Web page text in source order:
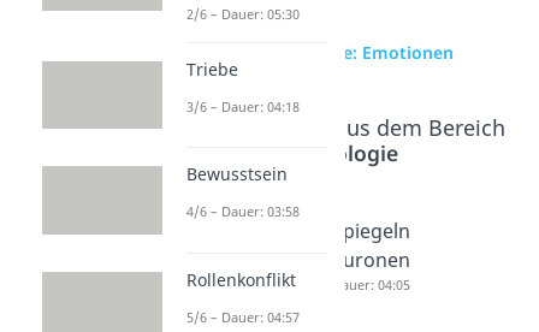
zur Videoseite: Emotionen
Beliebte Inhalte aus dem Bereich
Psychologie
Emotion
Abhängi
gkeit
Dauer: 05:01
Spiegeln
euronen
Dauer: 04:05
2/6 – Dauer: 05:30
Triebe
3/6 – Dauer: 04:18
Bewusstsein
4/6 – Dauer: 03:58
Rollenkonflikt
5/6 – Dauer: 04:57